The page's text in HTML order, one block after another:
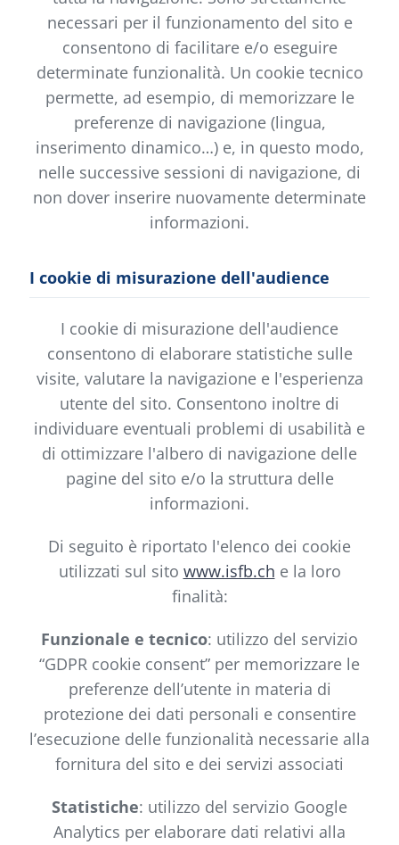
necessari per il funzionamento del sito e
consentono di facilitare e/o eseguire
determinate funzionalità. Un cookie tecnico
permette, ad esempio, di memorizzare le
preferenze di navigazione (lingua,
inserimento dinamico…) e, in questo modo,
nelle successive sessioni di navigazione, di
non dover inserire nuovamente determinate
informazioni.
I cookie di misurazione dell'audience
I cookie di misurazione dell'audience
consentono di elaborare statistiche sulle
visite, valutare la navigazione e l'esperienza
utente del sito. Consentono inoltre di
individuare eventuali problemi di usabilità e
di ottimizzare l'albero di navigazione delle
pagine del sito e/o la struttura delle
informazioni.
Di seguito è riportato l'elenco dei cookie
utilizzati sul sito www.isfb.ch e la loro
finalità:
Funzionale e tecnico: utilizzo del servizio
“GDPR cookie consent” per memorizzare le
preferenze dell’utente in materia di
protezione dei dati personali e consentire
l’esecuzione delle funzionalità necessarie alla
fornitura del sito e dei servizi associati
Statistiche: utilizzo del servizio Google
Analytics per elaborare dati relativi alla